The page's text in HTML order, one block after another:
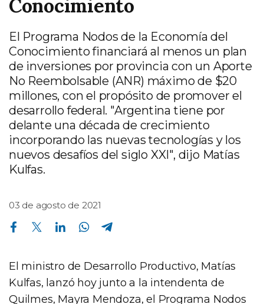
Conocimiento
El Programa Nodos de la Economía del
Conocimiento financiará al menos un plan
de inversiones por provincia con un Aporte
No Reembolsable (ANR) máximo de $20
millones, con el propósito de promover el
desarrollo federal. "Argentina tiene por
delante una década de crecimiento
incorporando las nuevas tecnologías y los
nuevos desafíos del siglo XXI", dijo Matías
Kulfas.
03 de agosto de 2021
Compartir en Facebook Compartir en Twitter Compartir en Linkedin Compartir en Whatsapp
El ministro de Desarrollo Productivo, Matías
Kulfas, lanzó hoy junto a la intendenta de
Quilmes, Mayra Mendoza, el Programa Nodos